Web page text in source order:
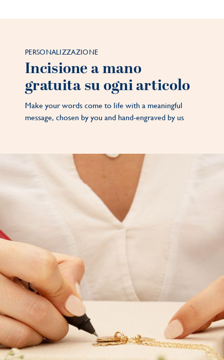
PERSONALIZZAZIONE
Incisione a mano
gratuita su ogni articolo
Make your words come to life with a meaningful
message, chosen by you and hand-engraved by us